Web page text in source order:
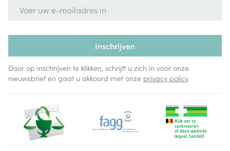
Inschrijven
Door op inschrijven te klikken, schrijft u zich in voor onze
nieuwsbrief en gaat u akkoord met onze privacy policy.